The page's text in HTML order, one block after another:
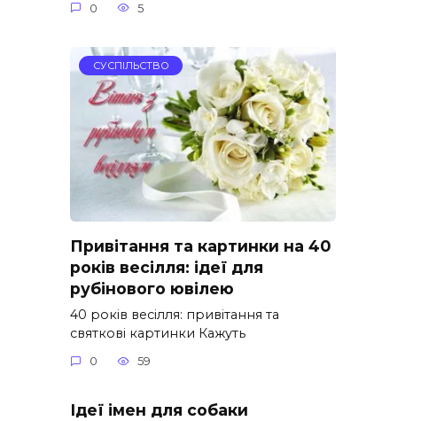
0 5
СУСПІЛЬСТВО
Привітання та картинки на 40
років весілля: ідеї для
рубінового ювілею
40 років весілля: привітання та
святкові картинки Кажуть
0 59
Ідеї імен для собаки